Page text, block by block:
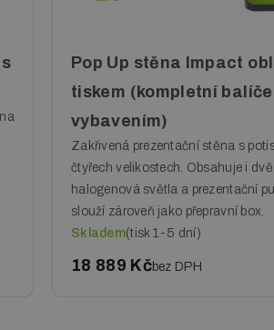
Pop Up stěna Impact
tiskem (kompletní
vybavením)
Zakřivená prezentační stěna s
čtyřech velikostech. Obsahuje i dvě
halogenová světla a prezentační
slouží zároveň jako přepravní box.
Skladem(tisk 1-5 dní)
18 889 Kčbez DPH